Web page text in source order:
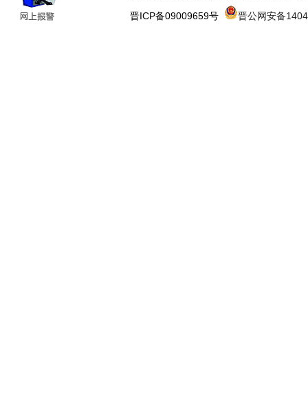
晋ICP备09009659号
晋公网安备